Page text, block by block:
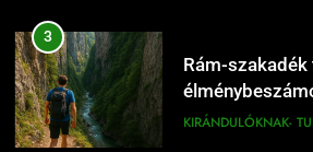
KIRÁNDULÓKNAK-
18
4
Rám-szakadék
kirándulás a
KIRÁNDULÓKNAK-